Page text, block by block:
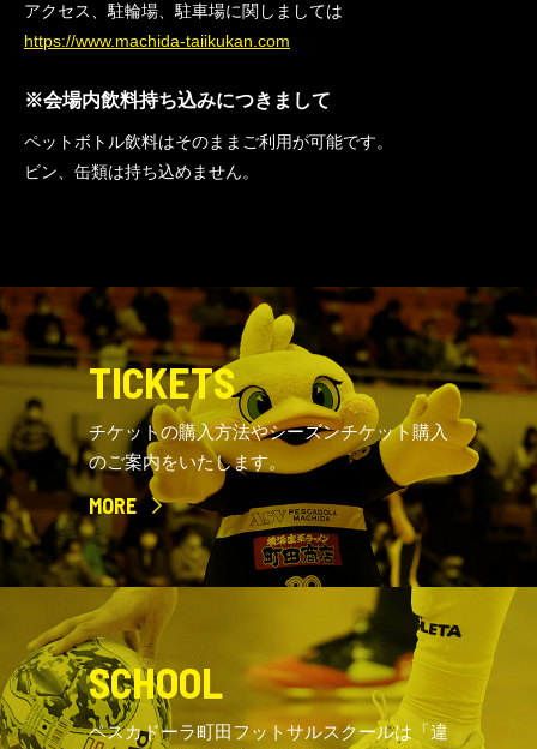
アクセス、駐輪場、駐車場に関しましては
https://www.machida-taiikukan.com
※会場内飲料持ち込みにつきまして
ペットボトル飲料はそのままご利用が可能です。
ビン、缶類は持ち込めません。
TICKETS
チケットの購入方法やシーズンチケット購入
のご案内をいたします。
MORE
SCHOOL
ペスカドーラ町田フットサルスクールは「違